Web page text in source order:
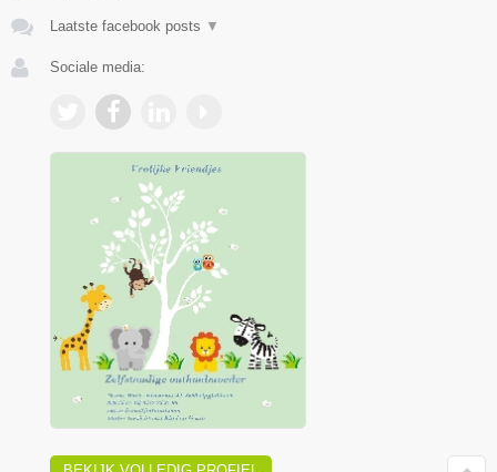
Laatste facebook posts ▼
Sociale media: